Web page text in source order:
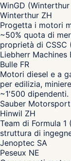
WinGD (Winterthur
Winterthur ZH
Progetta i motori
~50% quota di
proprietà di CSSC
Liebherr Machines
Bulle FR
Motori diesel e a
per edilizia,
~1'500 dipendenti.
Sauber Motorsport
Hinwil ZH
Team di Formula
struttura di
Jenoptec SA
Peseux NE